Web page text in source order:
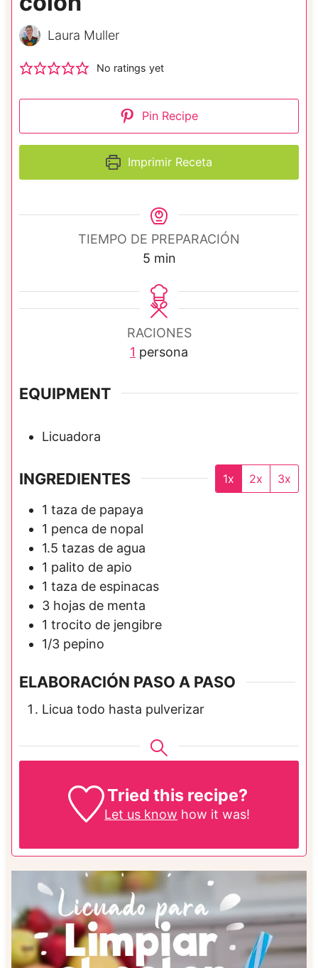
Laura Muller
No ratings yet
Pin Recipe
Imprimir Receta
TIEMPO DE PREPARACIÓN
5m
n
u
t
o
min
RACIONES
1 persona
EQUIPMENT
Licuadora
INGREDIENTES 1x 2x 3x
1 taza de papaya
1 penca de nopal
1.5 tazas de agua
1 palito de apio
1 taza de espinacas
3 hojas de menta
1 trocito de jengibre
1/3 pepino
ELABORACIÓN PASO A PASO
Licua todo hasta pulverizar
Tried this recipe?
Let us know how it was!